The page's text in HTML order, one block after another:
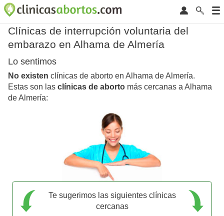
Clínicas de interrupción voluntaria del
embarazo en Alhama de Almería
Lo sentimos
No existen clínicas de aborto en Alhama de Almería.
Estas son las clínicas de aborto más cercanas a Alhama
de Almería:
Te sugerimos las siguientes clínicas
cercanas